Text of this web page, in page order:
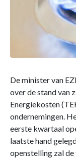
De minister van
over de stand van
Energiekosten
ondernemingen.
eerste kwartaal
laatste hand
openstelling zal